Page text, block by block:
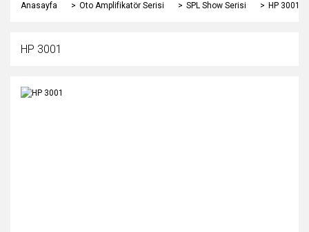
Anasayfa Oto Amplifikatör Serisi SPL Show Serisi HP 3001
HP 3001